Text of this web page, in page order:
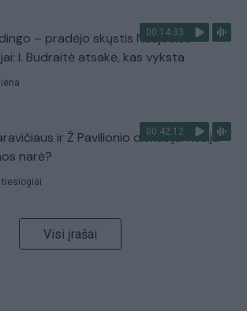
00:14:33
– pradėjo skųstis Naujosios
I. Budraitė atsakė, kas vyksta
00:42:12
ir Ž Pavilionio diskusija: Rusija
narė?
tiesiogiai
Visi įrašai